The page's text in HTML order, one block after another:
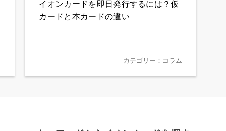
イオンカードを即日発行するには？仮
カードと本カードの違い
カテゴリー：コラム